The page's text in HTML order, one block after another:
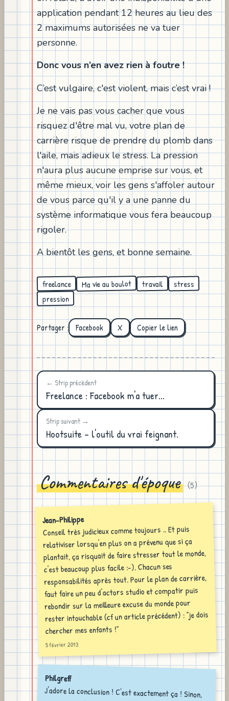
application pendant 12 heures au lieu des
2 maximums autorisées ne va tuer
personne.
Donc vous n’en avez rien à foutre !
C’est vulgaire, c'est violent, mais c’est vrai !
Je ne vais pas vous cacher que vous
risquez d'être mal vu, votre plan de
carrière risque de prendre du plomb dans
l'aile, mais adieux le stress. La pression
n'aura plus aucune emprise sur vous, et
même mieux, voir les gens s'affoler autour
de vous parce qu'il y a une panne du
système informatique vous fera beaucoup
rigoler.
A bientôt les gens, et bonne semaine.
freelance Ma vie au boulot travail stress
pression
Partager : Facebook X Copier le lien
← Strip précédent
Freelance : Facebook m'a tuer...
Strip suivant →
Hootsuite - l'outil du vrai feignant.
Commentaires d'époque (5)
Jean-Philippe
Conseil très judicieux comme toujours .. Et puis
relativiser lorsqu'en plus on a prévenu que si ça
plantait, ça risquait de faire stresser tout le monde,
c'est beaucoup plus facile :-). Chacun ses
responsabilités après tout. Pour le plan de carrière,
faut faire un peu d'actors studio et compatir puis
rebondir sur la meilleure excuse du monde pour
rester intouchable (cf un article précédent) : "je dois
chercher mes enfants !"
5 février 2013
Philgreff
J'adore la conclusion ! C'est exactement ça ! Sinon,
vous pouvez toujours démissionner, prendre un sac à
dos et partir sur les chemins, les cheveux au vent en